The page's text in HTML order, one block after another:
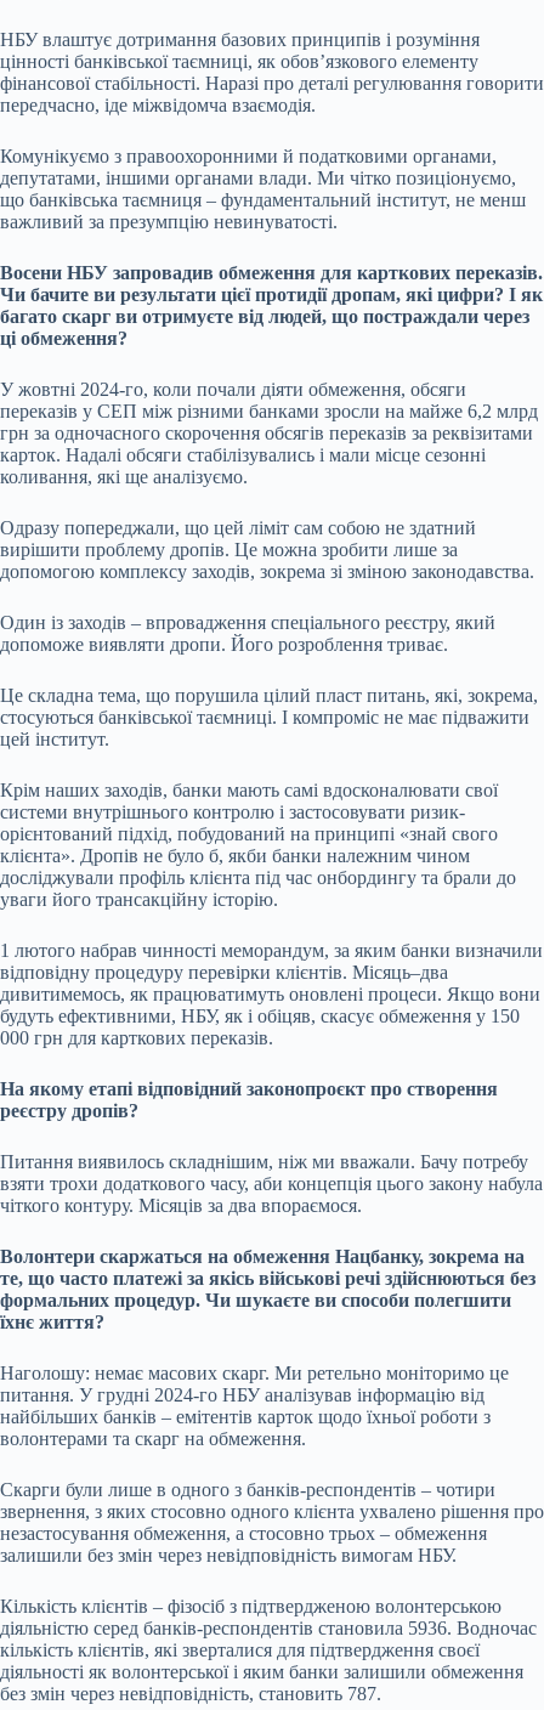
НБУ влаштує дотримання базових принципів і розуміння
цінності банківської таємниці, як обовʼязкового елементу
фінансової стабільності. Наразі про деталі регулювання говорити
передчасно, іде міжвідомча взаємодія.
Комунікуємо з правоохоронними й податковими органами,
депутатами, іншими органами влади. Ми чітко позиціонуємо,
що банківська таємниця – фундаментальний інститут, не менш
важливий за презумпцію невинуватості.
Восени НБУ запровадив обмеження для карткових переказів.
Чи бачите ви результати цієї протидії дропам, які цифри? І як
багато скарг ви отримуєте від людей, що постраждали через
ці обмеження?
У жовтні 2024-го, коли почали діяти обмеження, обсяги
переказів у СЕП між різними банками зросли на майже 6,2 млрд
грн за одночасного скорочення обсягів переказів за реквізитами
карток. Надалі обсяги стабілізувались і мали місце сезонні
коливання, які ще аналізуємо.
Одразу попереджали, що цей ліміт сам собою не здатний
вирішити проблему дропів. Це можна зробити лише за
допомогою комплексу заходів, зокрема зі зміною законодавства.
Один із заходів – впровадження спеціального реєстру, який
допоможе виявляти дропи. Його розроблення триває.
Це складна тема, що порушила цілий пласт питань, які, зокрема,
стосуються банківської таємниці. І компроміс не має підважити
цей інститут.
Крім наших заходів, банки мають самі вдосконалювати свої
системи внутрішнього контролю і застосовувати ризик-
орієнтований підхід, побудований на принципі «знай свого
клієнта». Дропів не було б, якби банки належним чином
досліджували профіль клієнта під час онбордингу та брали до
уваги його трансакційну історію.
1 лютого набрав чинності меморандум, за яким банки визначили
відповідну процедуру перевірки клієнтів. Місяць–два
дивитимемось, як працюватимуть оновлені процеси. Якщо вони
будуть ефективними, НБУ, як і обіцяв, скасує обмеження у 150
000 грн для карткових переказів.
На якому етапі відповідний законопроєкт про створення
реєстру дропів?
Питання виявилось складнішим, ніж ми вважали. Бачу потребу
взяти трохи додаткового часу, аби концепція цього закону набула
чіткого контуру. Місяців за два впораємося.
Волонтери скаржаться на обмеження Нацбанку, зокрема на
те, що часто платежі за якісь військові речі здійснюються без
формальних процедур. Чи шукаєте ви способи полегшити
їхнє життя?
Наголошу: немає масових скарг. Ми ретельно моніторимо це
питання. У грудні 2024-го НБУ аналізував інформацію від
найбільших банків – емітентів карток щодо їхньої роботи з
волонтерами та скарг на обмеження.
Скарги були лише в одного з банків-респондентів – чотири
звернення, з яких стосовно одного клієнта ухвалено рішення про
незастосування обмеження, а стосовно трьох – обмеження
залишили без змін через невідповідність вимогам НБУ.
Кількість клієнтів – фізосіб з підтвердженою волонтерською
діяльністю серед банків-респондентів становила 5936. Водночас
кількість клієнтів, які зверталися для підтвердження своєї
діяльності як волонтерської і яким банки залишили обмеження
без змін через невідповідність, становить 787.